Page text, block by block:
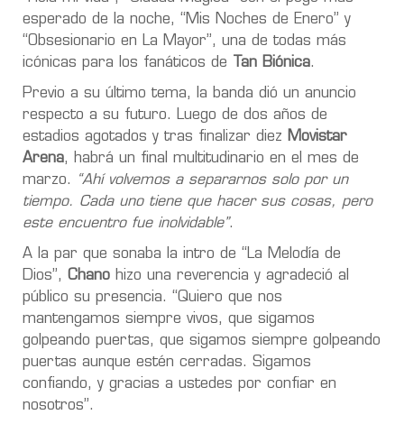
esperado de la noche, “Mis Noches de Enero” y
“Obsesionario en La Mayor”, una de todas más
icónicas para los fanáticos de
Tan Biónica.
Previo a su último tema, la banda dió un anuncio
respecto a su futuro. Luego de dos años de
estadios agotados y tras finalizar diez
Movistar
Arena, habrá un final multitudinario en el mes de
marzo.
“Ahí volvemos a separarnos solo por un
tiempo. Cada uno tiene que hacer sus cosas, pero
este encuentro fue inolvidable”.
A la par que sonaba la intro de “La Melodía de
Dios”, Chano hizo una reverencia y agradeció al
público su presencia. “Quiero que nos
mantengamos siempre vivos, que sigamos
golpeando puertas, que sigamos siempre golpeando
puertas aunque estén cerradas. Sigamos
confiando, y gracias a ustedes por confiar en
nosotros”.